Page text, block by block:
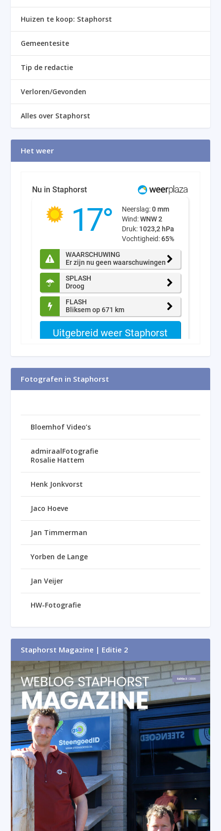
Huizen te koop: Staphorst
Gemeentesite
Tip de redactie
Verloren/Gevonden
Alles over Staphorst
Het weer
Fotografen in Staphorst
Bloemhof Video’s
admiraalFotografie
Rosalie Hattem
Henk Jonkvorst
Jaco Hoeve
Jan Timmerman
Yorben de Lange
Jan Veijer
HW-Fotografie
Staphorst Magazine | Editie 2